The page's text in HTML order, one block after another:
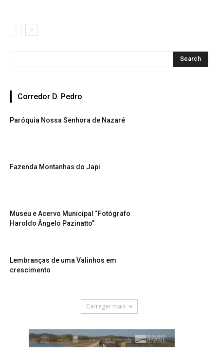
Corredor D. Pedro
Paróquia Nossa Senhora de Nazaré
Fazenda Montanhas do Japi
Museu e Acervo Municipal “Fotógrafo
Haroldo Ângelo Pazinatto”
Lembranças de uma Valinhos em
crescimento
Carregar mais